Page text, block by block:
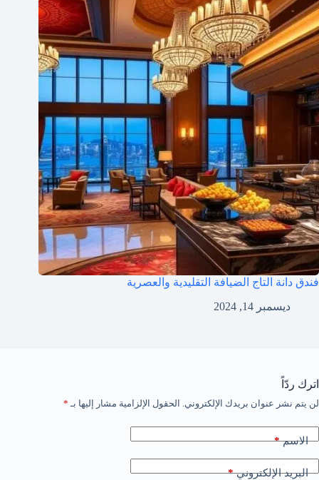
فندق دانة التاج الضيافة التقليدية والعصرية
ديسمبر 14, 2024
اترك ردّاً
لن يتم نشر عنوان بريدك الإلكتروني. الحقول الإلزامية مشار إليها بـ *
الاسم*
البريد الإلكتروني*